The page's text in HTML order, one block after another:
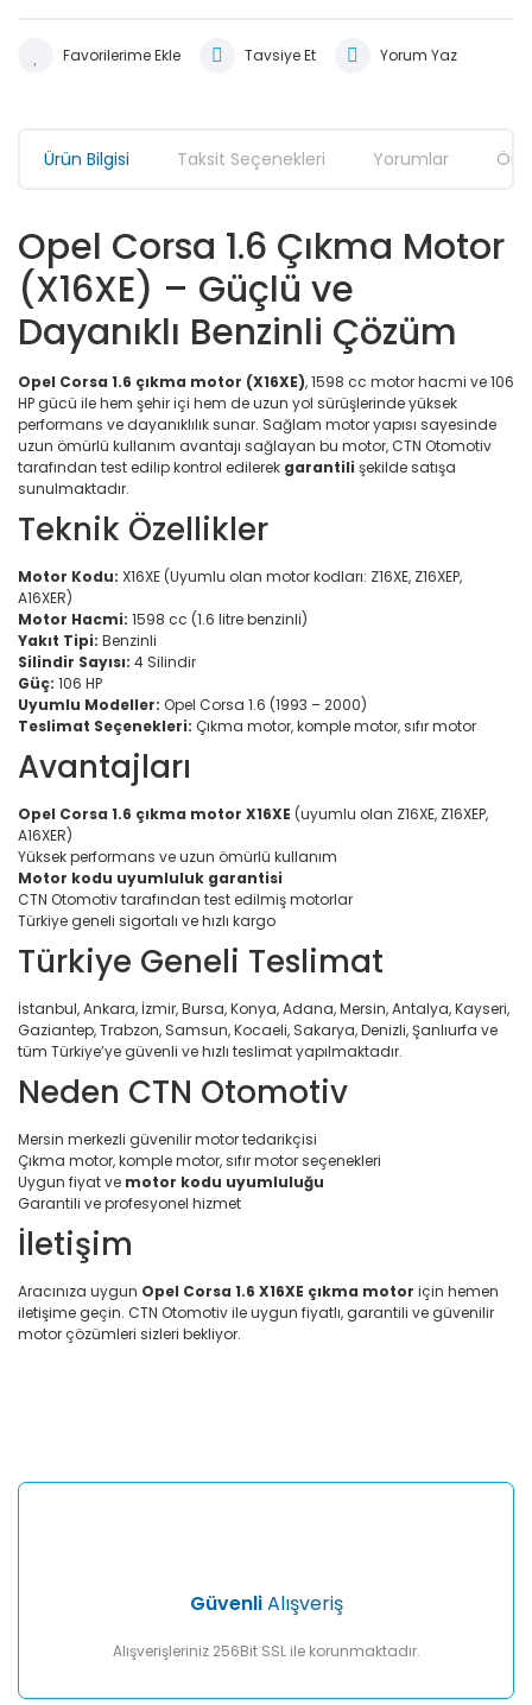
Tavsiye Et Yorum Yaz
Ürün Bilgisi Taksit Seçenekleri Yorumlar
Opel Corsa 1.6 Çıkma Motor
(X16XE) – Güçlü ve
Dayanıklı Benzinli Çözüm
Opel Corsa 1.6 çıkma motor (X16XE), 1598 cc motor hacmi ve 106
HP gücü ile hem şehir içi hem de uzun yol sürüşlerinde yüksek
performans ve dayanıklılık sunar. Sağlam motor yapısı sayesinde
uzun ömürlü kullanım avantajı sağlayan bu motor, CTN Otomotiv
tarafından test edilip kontrol edilerek garantili şekilde satışa
sunulmaktadır.
Teknik Özellikler
Motor Kodu: X16XE (Uyumlu olan motor kodları: Z16XE, Z16XEP,
A16XER)
Motor Hacmi: 1598 cc (1.6 litre benzinli)
Yakıt Tipi: Benzinli
Silindir Sayısı: 4 Silindir
Güç: 106 HP
Uyumlu Modeller: Opel Corsa 1.6 (1993 – 2000)
Teslimat Seçenekleri: Çıkma motor, komple motor, sıfır motor
Avantajları
Opel Corsa 1.6 çıkma motor X16XE (uyumlu olan Z16XE, Z16XEP,
A16XER)
Yüksek performans ve uzun ömürlü kullanım
Motor kodu uyumluluk garantisi
CTN Otomotiv tarafından test edilmiş motorlar
Türkiye geneli sigortalı ve hızlı kargo
Türkiye Geneli Teslimat
İstanbul, Ankara, İzmir, Bursa, Konya, Adana, Mersin, Antalya, Kayseri,
Gaziantep, Trabzon, Samsun, Kocaeli, Sakarya, Denizli, Şanlıurfa ve
tüm Türkiye’ye güvenli ve hızlı teslimat yapılmaktadır.
Neden CTN Otomotiv
Mersin merkezli güvenilir motor tedarikçisi
Çıkma motor, komple motor, sıfır motor seçenekleri
Uygun fiyat ve motor kodu uyumluluğu
Garantili ve profesyonel hizmet
İletişim
Aracınıza uygun Opel Corsa 1.6 X16XE çıkma motor için hemen
iletişime geçin. CTN Otomotiv ile uygun fiyatlı, garantili ve güvenilir
motor çözümleri sizleri bekliyor.
Yorum Yaz
Ürün fiyatı diğer sitelerden daha pahalı.
GüvenliAlışveriş
Alışverişleriniz 256Bit SSL ile korunmaktadır.